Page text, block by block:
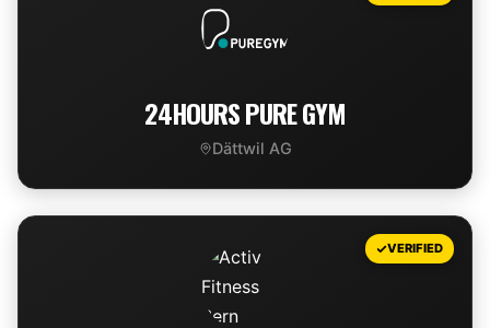
24HOURS PURE GYM
Dättwil AG
VIEW DEAL
VERIFIED